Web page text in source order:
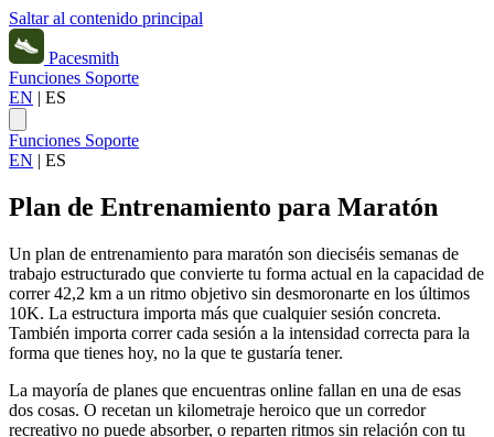
Saltar al contenido principal
Pacesmith
Funciones Soporte
EN | ES
Funciones Soporte
EN | ES
Plan de Entrenamiento para Maratón
Un plan de entrenamiento para maratón son dieciséis semanas de
trabajo estructurado que convierte tu forma actual en la capacidad de
correr 42,2 km a un ritmo objetivo sin desmoronarte en los últimos
10K. La estructura importa más que cualquier sesión concreta.
También importa correr cada sesión a la intensidad correcta para la
forma que tienes hoy, no la que te gustaría tener.
La mayoría de planes que encuentras online fallan en una de esas
dos cosas. O recetan un kilometraje heroico que un corredor
recreativo no puede absorber, o reparten ritmos sin relación con tu